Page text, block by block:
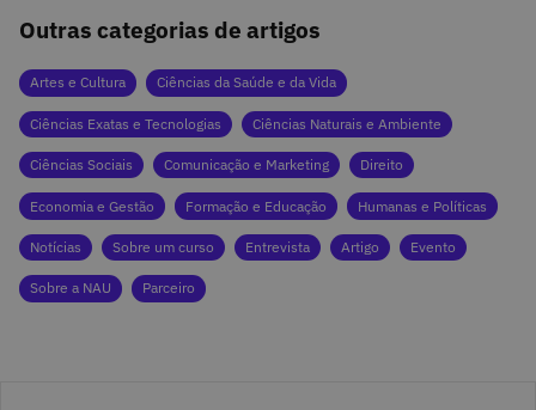
Outras categorias de artigos
Artes e Cultura Ciências da Saúde e da Vida
Ciências Exatas e Tecnologias Ciências Naturais e Ambiente
Ciências Sociais Comunicação e Marketing Direito
Economia e Gestão Formação e Educação Humanas e Políticas
Notícias Sobre um curso Entrevista Artigo Evento
Sobre a NAU Parceiro